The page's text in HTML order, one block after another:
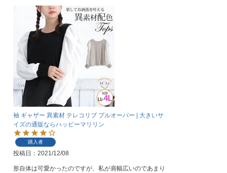
袖 ギャザー 異素材 テレコリブ プルオーバー | 大きいサ
イズの通販ならハッピーマリリン
購入者
投稿日 2021/12/08
形自体は可愛かったのですが、私が肩幅広いのであまり